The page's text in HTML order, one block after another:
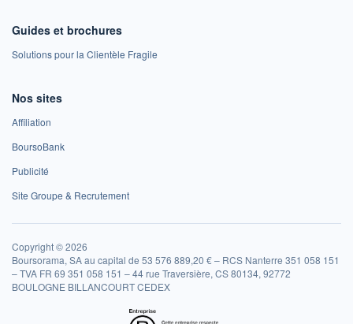
Guides et brochures
Solutions pour la Clientèle Fragile
Nos sites
Affiliation
BoursoBank
Publicité
Site Groupe & Recrutement
Copyright © 2026
Boursorama, SA au capital de 53 576 889,20 € – RCS Nanterre 351 058 151
– TVA FR 69 351 058 151 – 44 rue Traversière, CS 80134, 92772
BOULOGNE BILLANCOURT CEDEX